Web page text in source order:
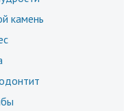
камень